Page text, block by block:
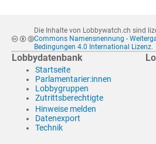
Die Inhalte von Lobbywatch.ch sind
Commons Namensnennung -
Bedingungen 4.0 International Lizenz.
Lobbydatenbank
Startseite
Parlamentarier:innen
Lobbygruppen
Zutrittsberechtigte
Hinweise melden
Datenexport
Technik